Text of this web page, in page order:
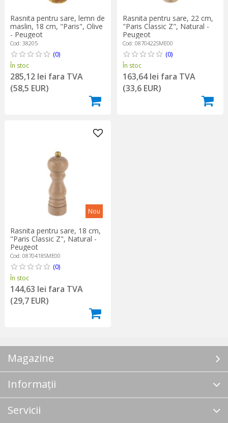
Rasnita pentru sare, lemn de
maslin, 18 cm, "Paris", Olive
- Peugeot
Cod: 38205
(0)
În stoc
285,12 lei fara TVA
(58,5 EUR)
Rasnita pentru sare, 22 cm,
"Paris Classic Z", Natural -
Peugeot
Cod: 0870422SME00
(0)
În stoc
163,64 lei fara TVA
(33,6 EUR)
Nou
Rasnita pentru sare, 18 cm,
"Paris Classic Z", Natural -
Peugeot
Cod: 0870418SME00
(0)
În stoc
144,63 lei fara TVA
(29,7 EUR)
Magazine
Informații
Servicii